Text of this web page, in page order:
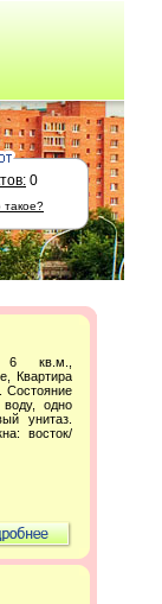
0
такое?
6 кв.м.,
Квартира
Состояние
одно
унитаз.
восток/